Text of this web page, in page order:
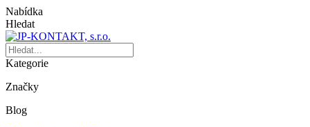
Nabídka
Hledat
Kategorie
Značky
Blog